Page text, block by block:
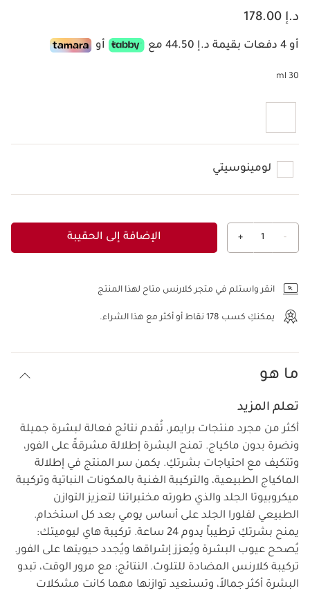
السعر الحالي هو د.إ 178.00
د.إ 178.00
أو 4 دفعات بقيمة د.إ 44.50 مع أو
30 ml
لومينوسيتي
-
1
+ الإضافة إلى الحقيبة
انقر واستلم في متجر كلارنس متاح لهذا المنتج
يمكنكِ كسب 178 نقاط أو أكثر مع هذا الشراء.
ما هو
تعلم المزيد
أكثر من مجرد منتجات برايمر، تُقدم نتائج فعالة لبشرة جميلة
ونضرة بدون ماكياج. تمنح البشرة إطلالة مشرقةً على الفور،
وتتكيف مع احتياجات بشرتكِ. يكمن سر المنتج في إطلالة
الماكياج الطبيعية، والتركيبة الغنية بالمكونات النباتية وتركيبة
ميكروبيوتا الجلد والذي طورته مختبراتنا لتعزيز التوازن
الطبيعي لفلورا الجلد على أساس يومي بعد كل استخدام.
يمنح بشرتكِ ترطيباً يدوم 24 ساعة. تركيبة هاي ليوميتك:
يُصحح عيوب البشرة ويُعزز إشراقها ويُجدد حيويتها على الفور.
تركيبة كلارنس المضادة للتلوث. النتائج: مع مرور الوقت، تبدو
البشرة أكثر جمالاً، وتستعيد توازنها مهما كانت مشكلات